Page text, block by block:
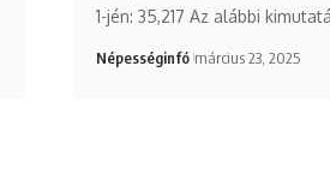
1-jén: 35,217 Az alábbi
Népességinfó március 23, 2025